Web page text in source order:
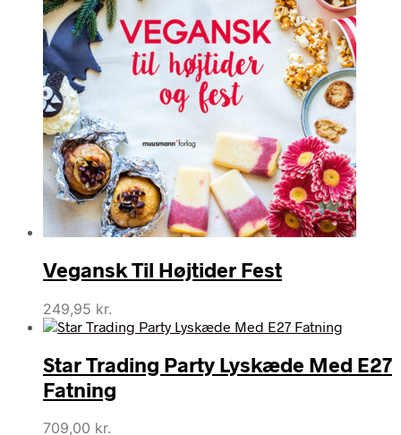
Vegansk Til Højtider Fest
249,95 kr.
Star Trading Party Lyskæde Med E27
Fatning
709,00 kr.